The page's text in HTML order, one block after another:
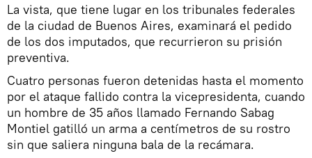
La vista, que tiene lugar en los tribunales federales
de la ciudad de Buenos Aires, examinará el pedido
de los dos imputados, que recurrieron su prisión
preventiva.
Cuatro personas fueron detenidas hasta el momento
por el ataque fallido contra la vicepresidenta, cuando
un hombre de 35 años llamado Fernando Sabag
Montiel gatilló un arma a centímetros de su rostro
sin que saliera ninguna bala de la recámara.